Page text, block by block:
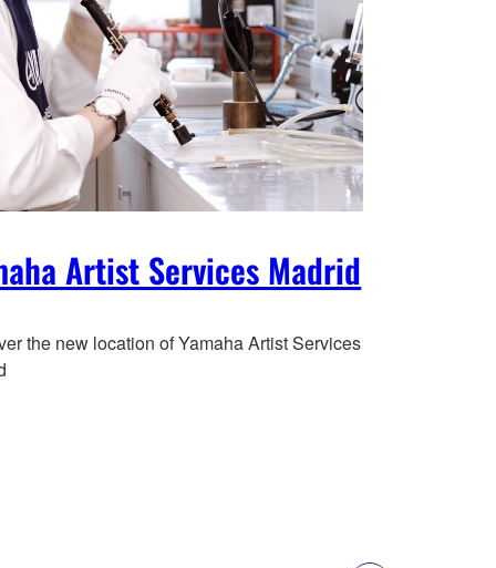
Artist Services Madrid
the new location of Yamaha Artist Services